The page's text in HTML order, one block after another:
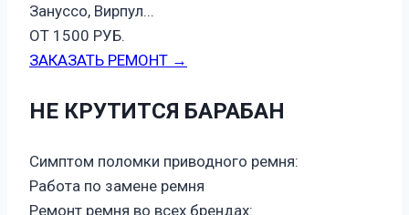
Зануссо, Вирпул...
ОТ 1500 РУБ.
ЗАКАЗАТЬ РЕМОНТ →
НЕ КРУТИТСЯ БАРАБАН
Симптом поломки приводного ремня:
Работа по замене ремня
Ремонт ремня во всех брендах: